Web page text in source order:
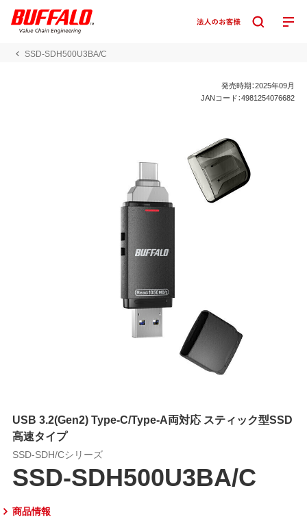
SSD-SDH500U3BA/C
発売時期：2025年09月
JANコード：4981254076682
USB 3.2(Gen2) Type-C/Type-A両対応 スティック型SSD
高速タイプ
SSD-SDH/Cシリーズ
SSD-SDH500U3BA/C
商品情報